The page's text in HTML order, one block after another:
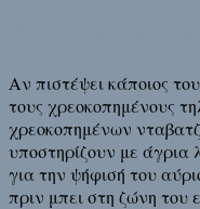
Αν πιστέψει κάποιος
τους χρεοκοπημένους
χρεοκοπημένων
υποστηρίζουν με άγρια
για την ψήφισή του
πριν μπει στη ζώνη του